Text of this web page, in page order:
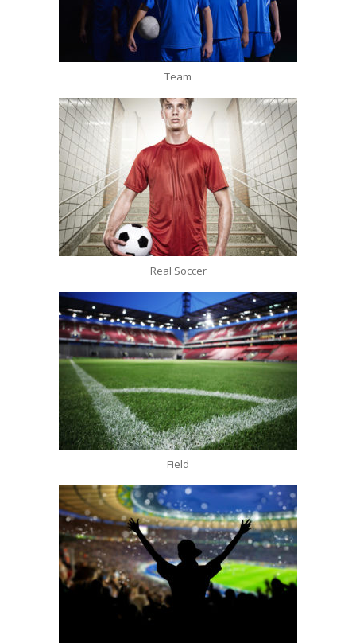
Team
Real Soccer
Field